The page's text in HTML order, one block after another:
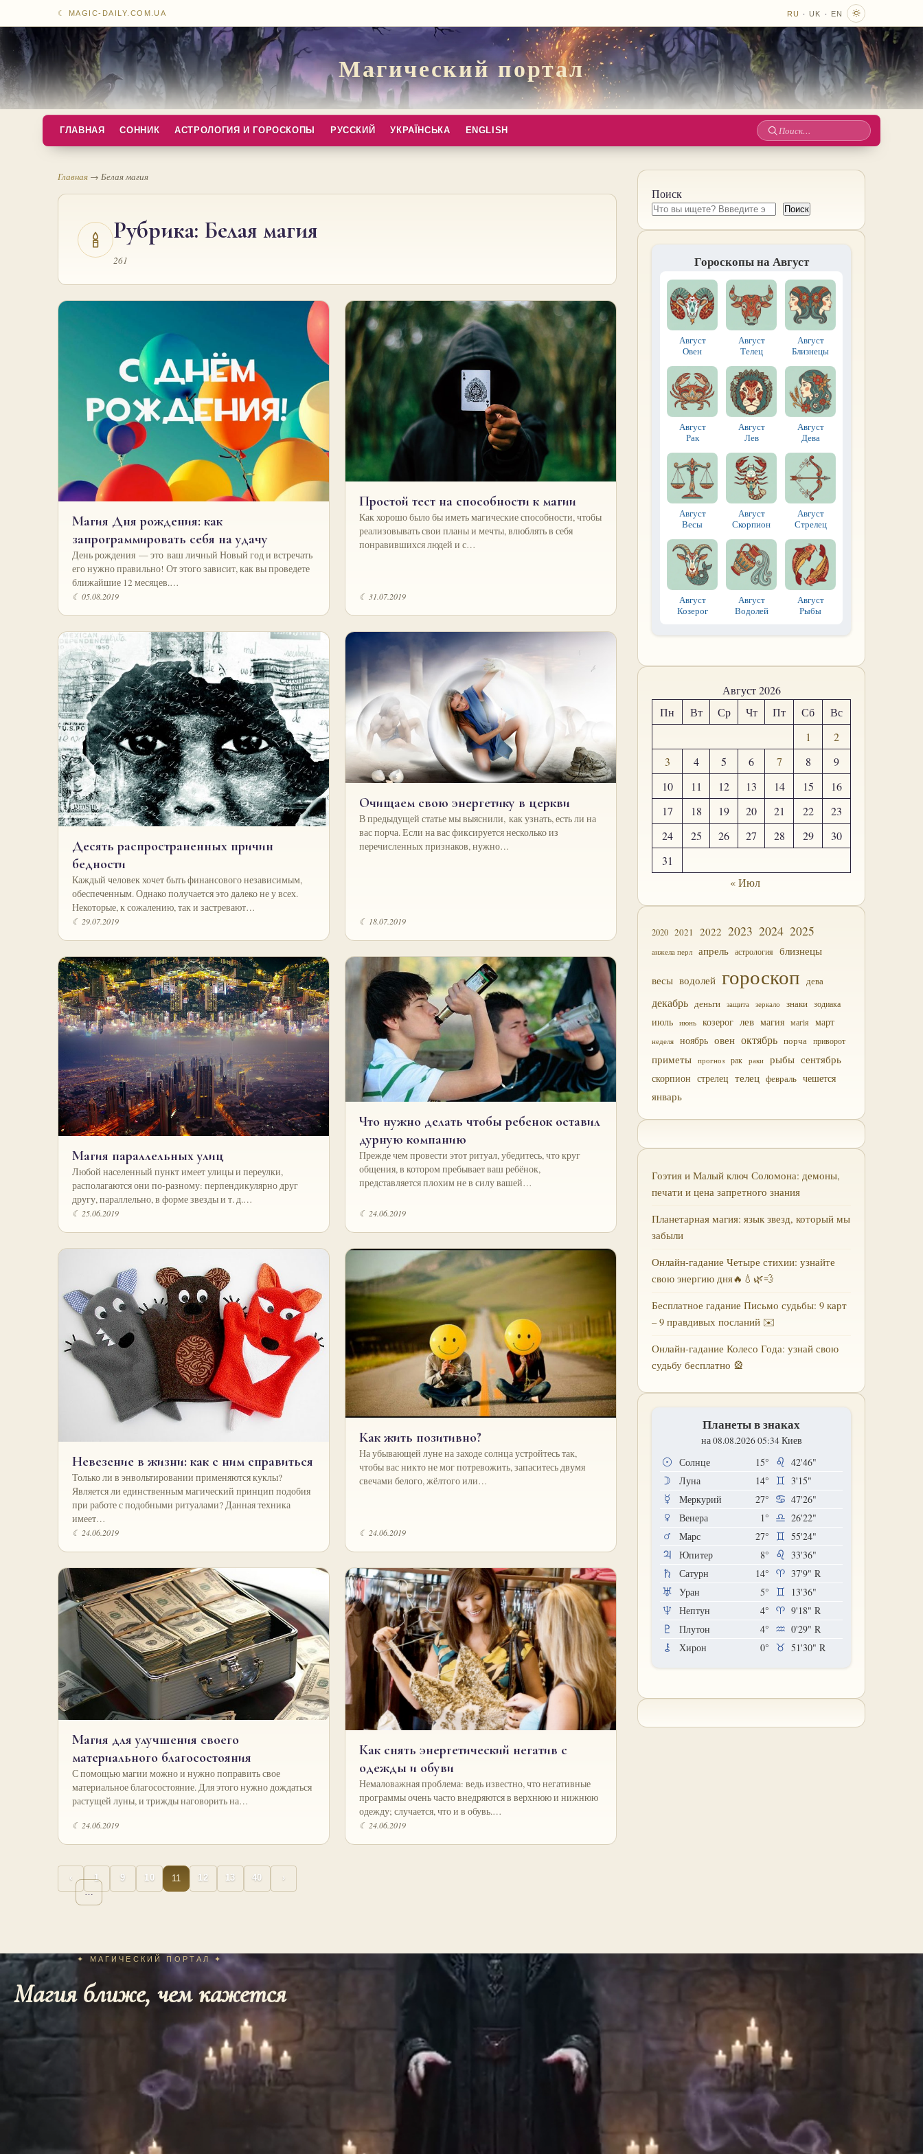
☾ MAGIC-DAILY.COM.UA RU · UK · EN
Магический портал
ГЛАВНАЯ СОННИК АСТРОЛОГИЯ И ГОРОСКОПЫ РУССКИЙ УКРАЇНСЬКА ENGLISH
Поиск
Главная → Белая магия
Рубрика: Белая магия
261
Магия Дня рождения: как
запрограммировать себя на удачу
День рождения — это ваш личный Новый год и встре­чать
его нужно правильно! От этого зависит, как вы проведете
ближайшие 12 месяцев.…
☾ 05.08.2019
Простой тест на способности к магии
Как хорошо было бы иметь магические способности, чтобы
реализовывать свои планы и мечты, влюблять в себя
понравившихся людей и с…
☾ 31.07.2019
Десять распространенных причин
бедности
Каждый человек хочет быть финансового независимым,
обеспеченным. Однако получается это далеко не у всех.
Некоторые, к сожалению, так и застревают…
☾ 29.07.2019
Очищаем свою энергетику в церкви
В предыдущей статье мы выяснили, как узнать, есть ли на
вас порча. Если на вас фиксируется несколько из
перечисленных признаков, нужно…
☾ 18.07.2019
Магия параллельных улиц
Любой населенный пункт имеет улицы и переулки,
располагаются они по-разному: перпендикулярно друг
другу, параллельно, в форме звезды и т. д.…
☾ 25.06.2019
Что нужно делать чтобы ребенок оставил
дурную компанию
Прежде чем провести этот ритуал, убедитесь, что круг
общения, в котором пребывает ваш ребёнок,
представляется плохим не в силу вашей…
☾ 24.06.2019
Невезение в жизни: как с ним справиться
Только ли в энвольтировании применяются куклы?
Является ли единственным магический принцип подобия
при работе с подобными ритуалами? Данная техника
имеет…
☾ 24.06.2019
Как жить позитивно?
На убывающей луне на заходе солнца устройтесь так,
чтобы вас никто не мог потревожить, запаситесь двумя
свечами белого, жёлтого или…
☾ 24.06.2019
Магия для улучшения своего
материального благосостояния
С помощью магии можно и нужно поправить свое
материальное благосостояние. Для этого нужно дождаться
растущей луны, и трижды наговорить на…
☾ 24.06.2019
Как снять энергетический негатив с
одежды и обуви
Немаловажная проблема: ведь известно, что негативные
программы очень часто внедряются в верхнюю и нижнюю
одежду; случается, что и в обувь.…
☾ 24.06.2019
‹ 1
…
9 10 11 12 13
…
40 ›
Поиск
Поиск
Гороскопы на Август
Август
Овен
Август
Телец
Август
Близнецы
Август
Рак
Август
Лев
Август
Дева
Август
Весы
Август
Скорпион
Август
Стрелец
Август
Козерог
Август
Водолей
Август
Рыбы
Август 2026
Пн
Вт Ср Чт Пт Сб
Вс
1
2
3
4 5 6 7 8
9
10
11 12 13 14 15
16
17
18 19 20 21 22
23
24
25 26 27 28 29
30
31
« Июл
2020 2021 2022 2023 2024 2025
анжела перл апрель астрология близнецы
весы водолей гороскоп дева
декабрь деньги защита зеркало знаки зодиака
июль июнь козерог лев магия магія март
неделя ноябрь овен октябрь порча приворот
приметы прогноз рак раки рыбы сентябрь
скорпион стрелец телец февраль чешется
январь
Гоэтия и Малый ключ Соломона: демоны,
печати и цена запретного знания
Планетарная магия: язык звезд, который мы
забыли
Онлайн-гадание Четыре стихии: узнайте
свою энергию дня🔥💧🌿💨
Бесплатное гадание Письмо судьбы: 9 карт
– 9 правдивых посланий ✉️
Онлайн-гадание Колесо Года: узнай свою
судьбу бесплатно 🎡
Планеты в знаках
на 08.08.2026 05:34 Киев
Солнце 15°
42'46"
Луна
14°
3'15"
Меркурий
27°
47'26"
Венера
1°
26'22"
Марс
27°
55'24"
Юпитер
8°
33'36"
Сатурн
14° 37'9" R
Уран
5°
13'36"
Нептун
4° 9'18" R
Плутон
4° 0'29" R
Хирон
0° 51'30" R
✦ МАГИЧЕСКИЙ ПОРТАЛ ✦
Магия ближе, чем кажется